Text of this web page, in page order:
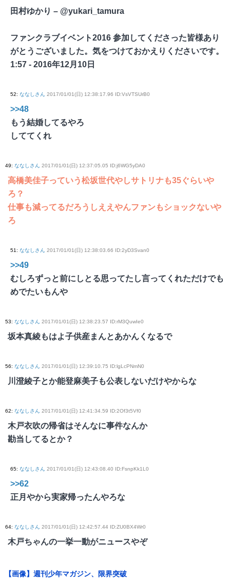
田村ゆかり – ‏@yukari_tamura
ファンクラブイベント2016 参加してくださった皆様あり
がとうございました。気をつけておかえりくださいです。
1:57 - 2016年12月10日
52: ななしさん 2017/01/01(日) 12:38:17.96 ID:VsVTSUrB0
>>48
もう結婚してるやろ
しててくれ
49: ななしさん 2017/01/01(日) 12:37:05.05 ID:j6WG5yDA0
高橋美佳子っていう松坂世代やしサトリナも35ぐらいや
ろ？
仕事も減ってるだろうしええやんファンもショックないや
ろ
51: ななしさん 2017/01/01(日) 12:38:03.66 ID:2yD3Svan0
>>49
むしろずっと前にしとる思ってたし言ってくれただけでも
めでたいもんや
53: ななしさん 2017/01/01(日) 12:38:23.57 ID:rM3QuwIe0
坂本真綾もはよ子供産まんとあかんくなるで
56: ななしさん 2017/01/01(日) 12:39:10.75 ID:lgLcPNmN0
川澄綾子とか能登麻美子も公表しないだけやからな
62: ななしさん 2017/01/01(日) 12:41:34.59 ID:2Of3t5Vf0
木戸衣吹の帰省はそんなに事件なんか
勘当してるとか？
65: ななしさん 2017/01/01(日) 12:43:08.40 ID:FsnpKk1L0
>>62
正月やから実家帰ったんやろな
64: ななしさん 2017/01/01(日) 12:42:57.44 ID:ZU0BX4Wr0
木戸ちゃんの一挙一動がニュースやぞ
【画像】週刊少年マガジン、限界突破